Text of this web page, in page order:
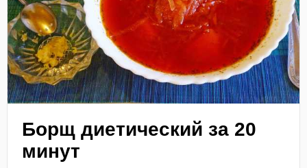
Борщ диетический за 20
минут